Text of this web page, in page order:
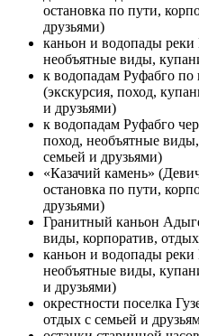
остановка по пути,
друзьями)
каньон и водопады
необъятные виды,
к водопадам Руфабго по
(экскурсия, поход,
и друзьями)
к водопадам Руфабго
поход, необъятные
семьей и друзьями)
«Казачий камень»
остановка по пути,
друзьями)
Гранитный каньон
виды, корпоратив,
каньон и водопады
необъятные виды,
и друзьями)
окрестности поселка
отдых с семьей и